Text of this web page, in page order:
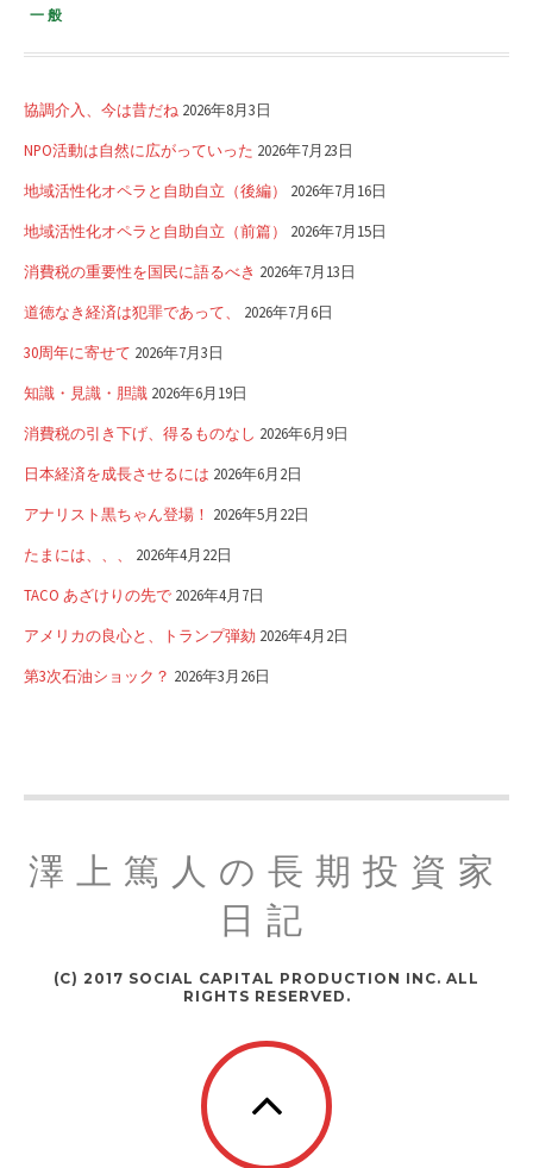
一般
協調介入、今は昔だね 2026年8月3日
NPO活動は自然に広がっていった 2026年7月23日
地域活性化オペラと自助自立（後編） 2026年7月16日
地域活性化オペラと自助自立（前篇） 2026年7月15日
消費税の重要性を国民に語るべき 2026年7月13日
道徳なき経済は犯罪であって、 2026年7月6日
30周年に寄せて 2026年7月3日
知識・見識・胆識 2026年6月19日
消費税の引き下げ、得るものなし 2026年6月9日
日本経済を成長させるには 2026年6月2日
アナリスト黒ちゃん登場！ 2026年5月22日
たまには、、、 2026年4月22日
TACO あざけりの先で 2026年4月7日
アメリカの良心と、トランプ弾劾 2026年4月2日
第3次石油ショック？ 2026年3月26日
澤上篤人の長期投資家
日記
(C) 2017 SOCIAL CAPITAL PRODUCTION INC. ALL
RIGHTS RESERVED.